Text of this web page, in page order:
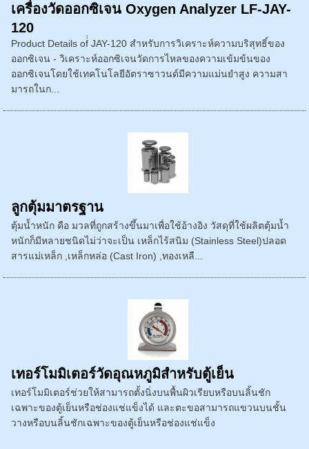
เครื่องวัดออกซิเจน Oxygen Analyzer LF-JAY-
120
Product Details of่่ JAY-120 สำหรับการวิเคราะห์ความบริสุทธิ์ของ
ออกซิเจน - วิเคราะห์ออกซิเจนวัดการไหลของความเข้มข้นของ
ออกซิเจนโดยใช้เทคโนโลยีอัตราซาวนด์มีความแม่นยำสูง ความสา
มารถในก...
ลูกตุ้มมาตรฐาน
ตุ้มน้ำหนัก คือ มวลที่ถูกสร้างขึ้นมาเพื่อใช้อ้างอิง วัสดุที่ใช้ผลิตตุ้มน้ำ
หนักก็มีหลายชนิดไม่ว่าจะเป็น เหล็กไร้สนิม (Stainless Steel)ปลอด
สารแม่เหล็ก ,เหล็กหล่อ (Cast Iron) ,ทองเหลื...
เทอร์โมมิเตอร์วัดอุณหภูมิสำหรับตู้เย็น
เทอร์โมมิเตอร์ช่วยให้สามารถตั้งนิ่งบนพื้นผิวเรียบหรือบนลิ้นชัก
เฉพาะของตู้เย็นหรือช่องแช่แข็งได้ และตะขอสามารถแขวนบนชั้น
วางหรือบนลิ้นชักเฉพาะของตู้เย็นหรือช่องแช่แข็ง